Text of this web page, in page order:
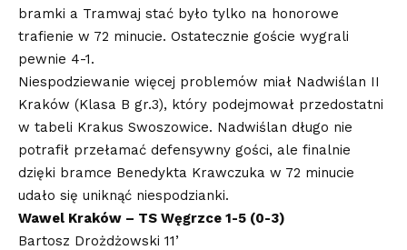
bramki a Tramwaj stać było tylko na honorowe
trafienie w 72 minucie. Ostatecznie goście wygrali
pewnie 4-1.
Niespodziewanie więcej problemów miał Nadwiślan II
Kraków (Klasa B gr.3), który podejmował przedostatni
w tabeli Krakus Swoszowice. Nadwiślan długo nie
potrafił przełamać defensywny gości, ale finalnie
dzięki bramce Benedykta Krawczuka w 72 minucie
udało się uniknąć niespodzianki.
Wawel Kraków – TS Węgrzce 1-5 (0-3)
Bartosz Drożdżowski 11’